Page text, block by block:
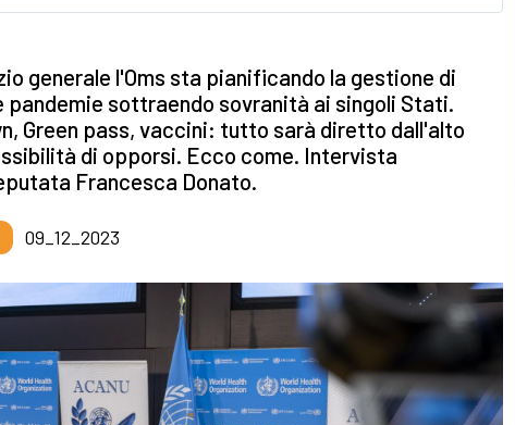
generale l'Oms sta pianificando la gestione di
pandemie sottraendo sovranità ai singoli Stati.
Green pass, vaccini: tutto sarà diretto dall'alto
di opporsi. Ecco come. Intervista
Francesca Donato.
09_12_2023